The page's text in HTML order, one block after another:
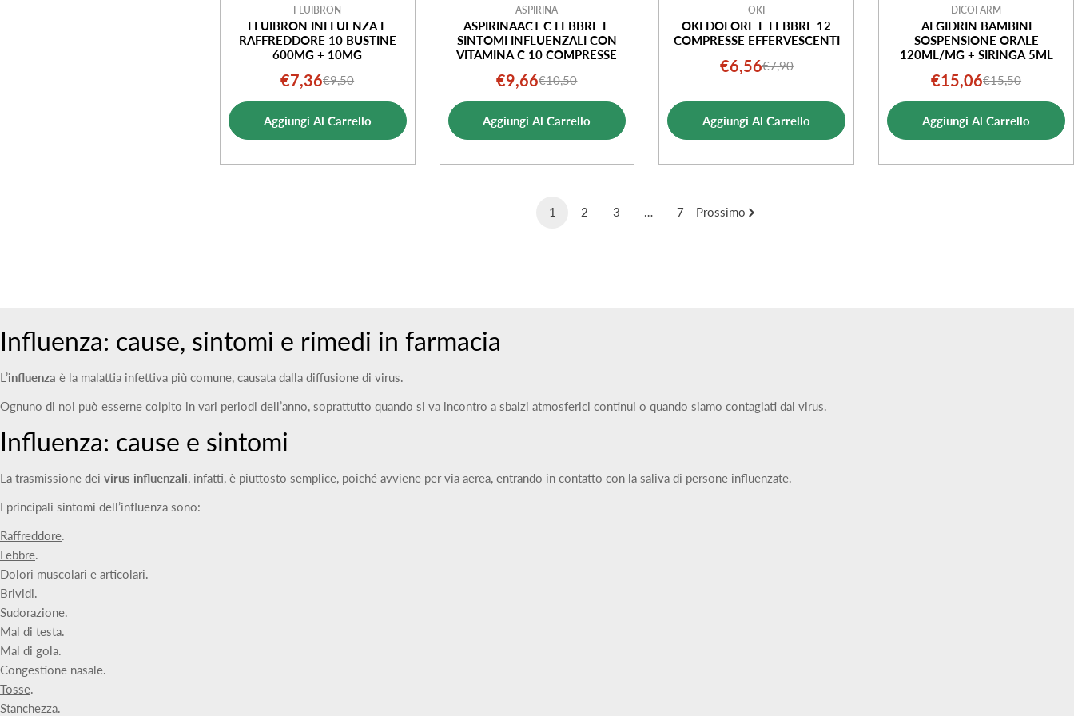
FLUIBRON
FLUIBRON INFLUENZA E
RAFFREDDORE 10 BUSTINE
600MG + 10MG
Prezzo
di
vendita
€7,36Prezzo
normale
€9,50
Aggiungi Al Carrello
ASPIRINA
ASPIRINAACT C FEBBRE E
SINTOMI INFLUENZALI CON
VITAMINA C 10 COMPRESSE
Prezzo
di
vendita
€9,66Prezzo
normale
€10,50
Aggiungi Al Carrello
OKI
OKI DOLORE E FEBBRE 12
COMPRESSE EFFERVESCENTI
Prezzo
vendita
€6,56Prezzo
€7,90
Aggiungi Al Carrello
DICOFARM
ALGIDRIN BAMBINI
SOSPENSIONE ORALE
120ML/MG + SIRINGA 5ML
Prezzo
di
vendita
€15,06Prezzo
normale
€15,50
Aggiungi Al Carrello
1 2 3 … 7 Prossimo
Influenza: cause, sintomi e rimedi in farmacia
L’influenza è la malattia infettiva più comune, causata dalla diffusione di virus.
Ognuno di noi può esserne colpito in vari periodi dell’anno, soprattutto quando si va incontro a sbalzi atmosferici continui o quando siamo contagiati dal virus.
Influenza: cause e sintomi
La trasmissione dei virus influenzali, infatti, è piuttosto semplice, poiché avviene per via aerea, entrando in contatto con la saliva di persone influenzate.
I principali sintomi dell’influenza sono:
Raffreddore.
Febbre.
Dolori muscolari e articolari.
Brividi.
Sudorazione.
Mal di testa.
Mal di gola.
Congestione nasale.
Tosse.
Stanchezza.